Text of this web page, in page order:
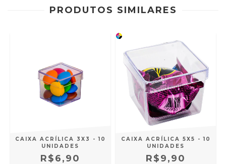
PRODUTOS SIMILARES
CAIXA ACRÍLICA 3X3 - 10
UNIDADES
R$6,90
CAIXA ACRÍLICA 5X5 - 10
UNIDADES
R$9,90